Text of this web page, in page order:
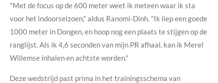
"Met de focus op de 600 meter weet ik meteen waar ik sta
voor het indoorseizoen," aldus Ranomi-Dinh. "Ik liep een goede
1000 meter in Dongen, en hoop nog een plaats te stijgen op de
ranglijst. Als ik 4,6 seconden van mijn PR afhaal, kan ik Merel
Willemse inhalen en achtste worden."
Deze wedstrijd past prima in het trainingsschema van